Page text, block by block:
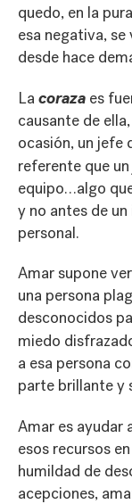
quedo, en la pura
esa negativa,
desde hace
La coraza es
causante de
ocasión, un jefe
referente que
equipo…algo
y no antes de
personal.
Amar supone
una persona
desconocidos
miedo
a esa persona
parte brillante y
Amar es ayudar
esos recursos
humildad de
acepciones,